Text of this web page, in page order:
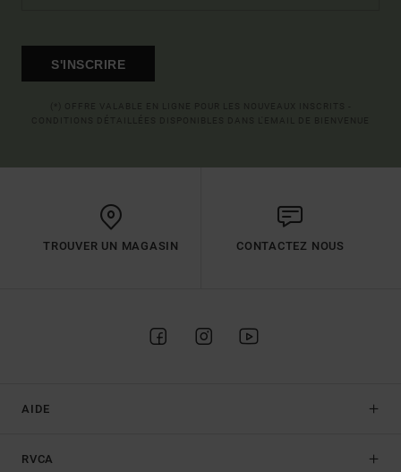
S'INSCRIRE
TROUVER UN MAGASIN CONTACTEZ NOUS
AIDE
RVCA